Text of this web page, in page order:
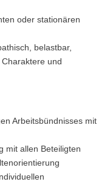
oder stationären
belastbar,
und
Arbeitsbündnisses mit
mit allen Beteiligten